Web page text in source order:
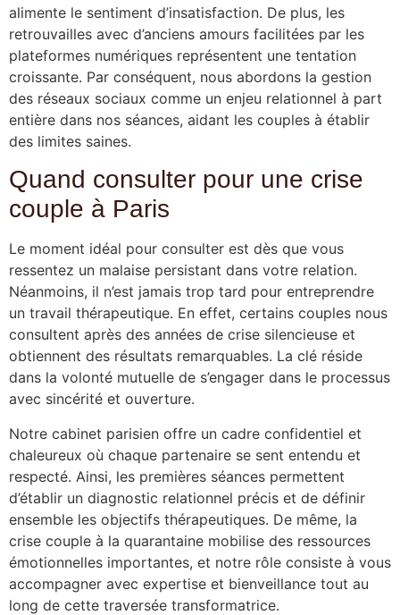
alimente le sentiment d’insatisfaction. De plus, les
retrouvailles avec d’anciens amours facilitées par les
plateformes numériques représentent une tentation
croissante. Par conséquent, nous abordons la gestion
des réseaux sociaux comme un enjeu relationnel à part
entière dans nos séances, aidant les couples à établir
des limites saines.
Quand consulter pour une crise
couple à Paris
Le moment idéal pour consulter est dès que vous
ressentez un malaise persistant dans votre relation.
Néanmoins, il n’est jamais trop tard pour entreprendre
un travail thérapeutique. En effet, certains couples nous
consultent après des années de crise silencieuse et
obtiennent des résultats remarquables. La clé réside
dans la volonté mutuelle de s’engager dans le processus
avec sincérité et ouverture.
Notre cabinet parisien offre un cadre confidentiel et
chaleureux où chaque partenaire se sent entendu et
respecté. Ainsi, les premières séances permettent
d’établir un diagnostic relationnel précis et de définir
ensemble les objectifs thérapeutiques. De même, la
crise couple à la quarantaine mobilise des ressources
émotionnelles importantes, et notre rôle consiste à vous
accompagner avec expertise et bienveillance tout au
long de cette traversée transformatrice.